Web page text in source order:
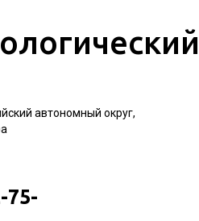
автономный округ,
75-